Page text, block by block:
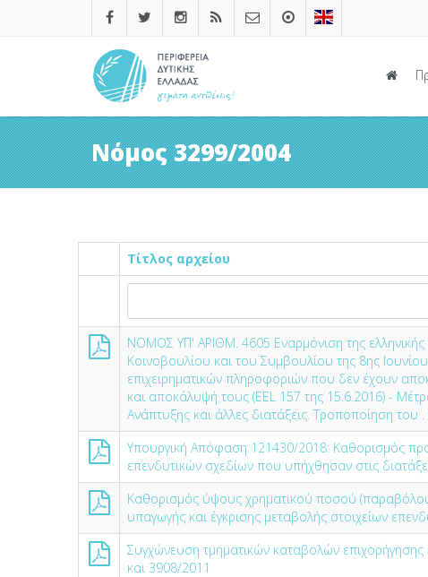
Νόμος 3299/2004
Τίτλος αρχείου
NOMOΣ ΥΠ' ΑΡΙΘΜ. 4605 Εναρμόνιση της
Κοινοβουλίου και του Συμβουλίου της 8ης
επιχειρηματικών πληροφοριών που δεν έχουν
και αποκάλυψή τους (EEL 157 της 15.6.2016) -
Ανάπτυξης και άλλες διατάξεις. Τροποποίηση
Υπουργική Απόφαση 121430/2018: Καθορισμός
επενδυτικών σχεδίων που υπήχθησαν στις
Καθορισμός ύψους χρηματικού ποσού
υπαγωγής και έγκρισης μεταβολής στοιχείων
Συγχώνευση τμηματικών καταβολών
και 3908/2011